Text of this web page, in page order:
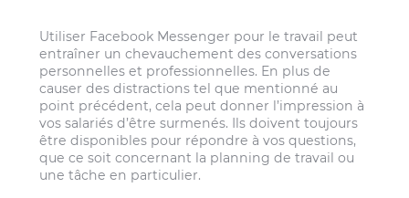
Utiliser Facebook Messenger pour le travail peut
entraîner un chevauchement des conversations
personnelles et professionnelles. En plus de
causer des distractions tel que mentionné au
point précédent, cela peut donner l’impression à
vos salariés d’être surmenés. Ils doivent toujours
être disponibles pour répondre à vos questions,
que ce soit concernant la planning de travail ou
une tâche en particulier.